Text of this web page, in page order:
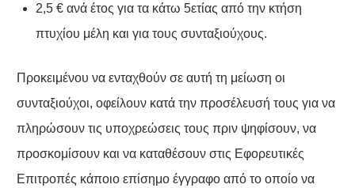
2,5 € ανά έτος για τα κάτω 5ετίας από την κτήση
πτυχίου μέλη και για τους συνταξιούχους.
Προκειμένου να ενταχθούν σε αυτή τη μείωση οι
συνταξιούχοι, οφείλουν κατά την προσέλευσή τους για να
πληρώσουν τις υποχρεώσεις τους πριν ψηφίσουν, να
προσκομίσουν και να καταθέσουν στις Εφορευτικές
Επιτροπές κάποιο επίσημο έγγραφο από το οποίο να